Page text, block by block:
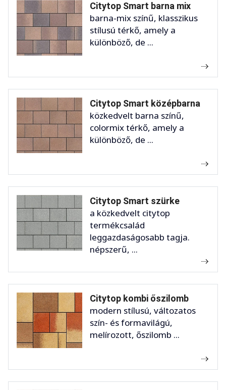
Citytop Smart barna mix
barna-mix színű, klasszikus
stílusú térkő, amely a
különböző, de ...
Citytop Smart középbarna
közkedvelt barna színű,
colormix térkő, amely a
különböző, de ...
Citytop Smart szürke
a közkedvelt citytop
termékcsalád
leggazdaságosabb tagja.
népszerű, ...
Citytop kombi őszilomb
modern stílusú, változatos
szín- és formavilágú,
melírozott, őszilomb ...